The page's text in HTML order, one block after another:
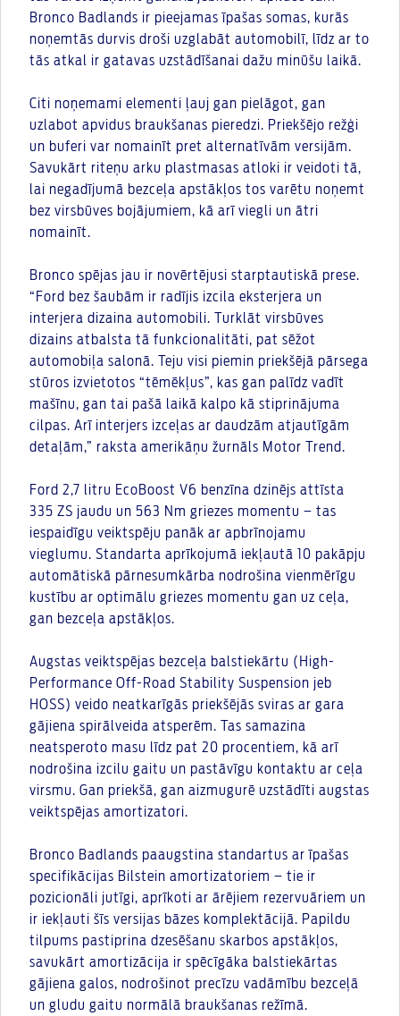
Bronco Badlands ir pieejamas īpašas somas, kurās
noņemtās durvis droši uzglabāt automobilī, līdz ar to
tās atkal ir gatavas uzstādīšanai dažu minūšu laikā.
Citi noņemami elementi ļauj gan pielāgot, gan
uzlabot apvidus braukšanas pieredzi. Priekšējo režģi
un buferi var nomainīt pret alternatīvām versijām.
Savukārt riteņu arku plastmasas atloki ir veidoti tā,
lai negadījumā bezceļa apstākļos tos varētu noņemt
bez virsbūves bojājumiem, kā arī viegli un ātri
nomainīt.
Bronco spējas jau ir novērtējusi starptautiskā prese.
“Ford bez šaubām ir radījis izcila eksterjera un
interjera dizaina automobili. Turklāt virsbūves
dizains atbalsta tā funkcionalitāti, pat sēžot
automobiļa salonā. Teju visi piemin priekšējā pārsega
stūros izvietotos “tēmēkļus”, kas gan palīdz vadīt
mašīnu, gan tai pašā laikā kalpo kā stiprinājuma
cilpas. Arī interjers izceļas ar daudzām atjautīgām
detaļām,” raksta amerikāņu žurnāls Motor Trend.
Ford 2,7 litru EcoBoost V6 benzīna dzinējs attīsta
335 ZS jaudu un 563 Nm griezes momentu – tas
iespaidīgu veiktspēju panāk ar apbrīnojamu
vieglumu. Standarta aprīkojumā iekļautā 10 pakāpju
automātiskā pārnesumkārba nodrošina vienmērīgu
kustību ar optimālu griezes momentu gan uz ceļa,
gan bezceļa apstākļos.
Augstas veiktspējas bezceļa balstiekārtu (High-
Performance Off-Road Stability Suspension jeb
HOSS) veido neatkarīgās priekšējās sviras ar gara
gājiena spirālveida atsperēm. Tas samazina
neatsperoto masu līdz pat 20 procentiem, kā arī
nodrošina izcilu gaitu un pastāvīgu kontaktu ar ceļa
virsmu. Gan priekšā, gan aizmugurē uzstādīti augstas
veiktspējas amortizatori.
Bronco Badlands paaugstina standartus ar īpašas
specifikācijas Bilstein amortizatoriem – tie ir
pozicionāli jutīgi, aprīkoti ar ārējiem rezervuāriem un
ir iekļauti šīs versijas bāzes komplektācijā. Papildu
tilpums pastiprina dzesēšanu skarbos apstākļos,
savukārt amortizācija ir spēcīgāka balstiekārtas
gājiena galos, nodrošinot precīzu vadāmību bezceļā
un gludu gaitu normālā braukšanas režīmā.